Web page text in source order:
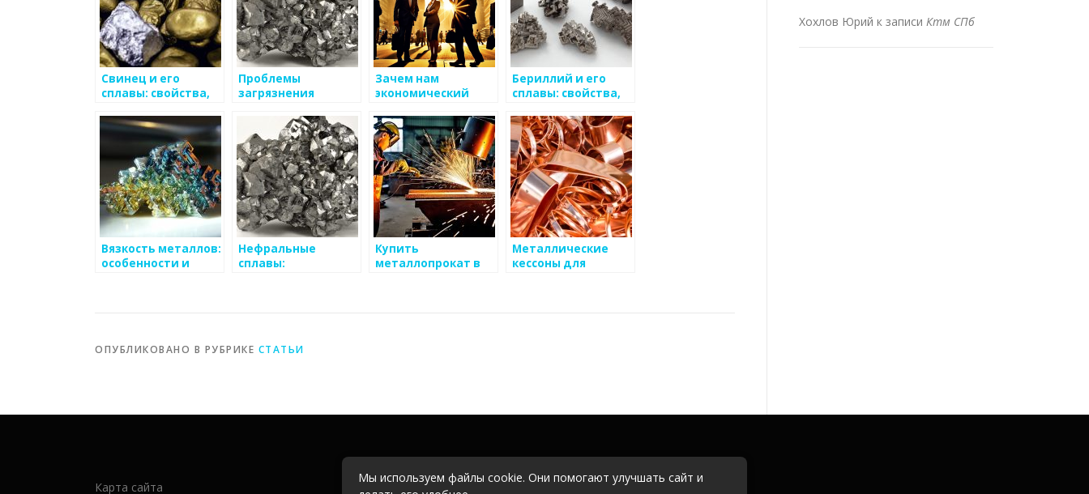
Свинец и его
сплавы: свойства,
особенности
Проблемы
загрязнения
выбросами от
металлургических
предприятий
Зачем нам
экономический
Бериллий и его
сплавы: свойства,
особенности
Вязкость металлов:
особенности и
Нефральные
сплавы:
Купить
металлопрокат в
Металлические
кессоны для
ОПУБЛИКОВАНО В РУБРИКЕ СТАТЬИ
Хохлов Юрий к записи Ктм СПб
Карта сайта
Мы используем файлы cookie. Они помогают улучшать сайт и